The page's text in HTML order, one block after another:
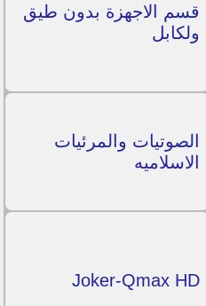
قسم الاجهزة بدون طيق
ولكابل
الصوتيات والمرئيات
الاسلاميه
Joker-Qmax HD